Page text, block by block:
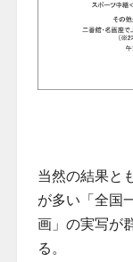
当然の結果と
が多い「全国
画」の実写が
る。